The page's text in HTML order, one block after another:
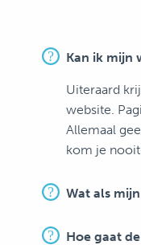
Kan ik mijn
Uiteraard
website.
Allemaal
kom je
Wat als
Hoe gaat